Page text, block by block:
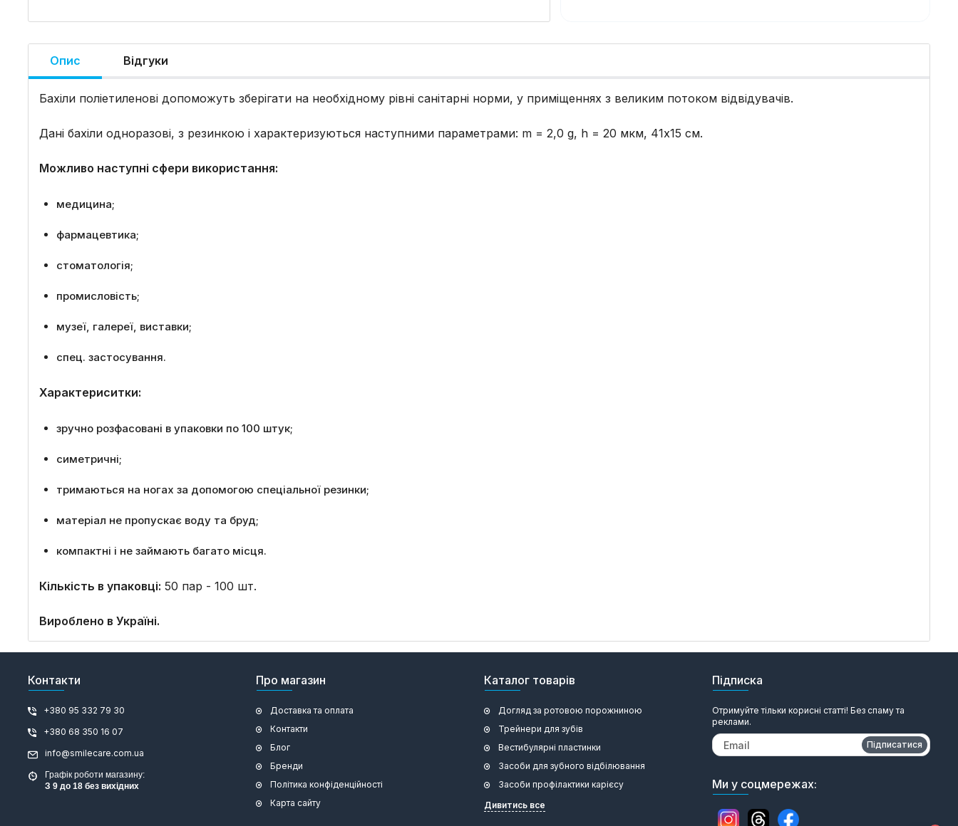
Опис Відгуки
Бахіли поліетиленові допоможуть зберігати на необхідному рівні санітарні норми, у приміщеннях з великим потоком відвідувачів.
Дані бахіли одноразові, з резинкою і характеризуються наступними параметрами: m = 2,0 g, h = 20 мкм, 41х15 см.
Можливо наступні сфери використання:
медицина;
фармацевтика;
стоматологія;
промисловість;
музеї, галереї, виставки;
спец. застосування.
Характериситки:
зручно розфасовані в упаковки по 100 штук;
симетричні;
тримаються на ногах за допомогою спеціальної резинки;
матеріал не пропускає воду та бруд;
компактні і не займають багато місця.
Кількість в упаковці: 50 пар - 100 шт.
Вироблено в Україні.
Контакти
+380 95 332 79 30
+380 68 350 16 07
info@smilecare.com.ua
Графік роботи магазину:
З 9 до 18 без вихідних
Про магазин
Доставка та оплата
Контакти
Блог
Бренди
Політика конфіденційності
Карта сайту
Каталог товарів
Догляд за ротовою порожниною
Трейнери для зубів
Вестибулярні пластинки
Засоби для зубного відбілювання
Засоби профілактики карієсу
Дивитись все
Підписка
Отримуйте тільки корисні статті! Без спаму та
реклами.
Підписатися
Ми у соцмережах: